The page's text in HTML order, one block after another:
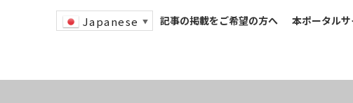
Japanese ▼ 記事の掲載をご希望の方へ 本ポータル